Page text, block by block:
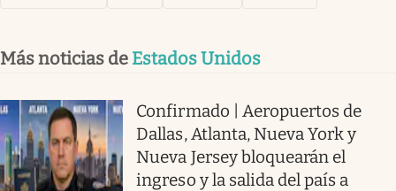
Más noticias de Estados Unidos
Confirmado | Aeropuertos de
Dallas, Atlanta, Nueva York y
Nueva Jersey bloquearán el
ingreso y la salida del país a